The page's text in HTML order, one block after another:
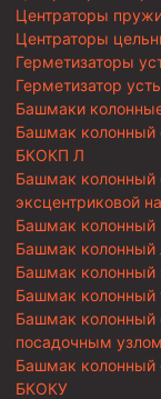
Центраторы
Центраторы
Герметизаторы
Герметизатор
Башмаки
Башмак
БКОКП Л
Башмак
эксцентриковой
Башмак колонный
Башмак колонный
Башмак колонный
Башмак колонный
Башмак колонный
посадочным
Башмак колонный
БКОКУ